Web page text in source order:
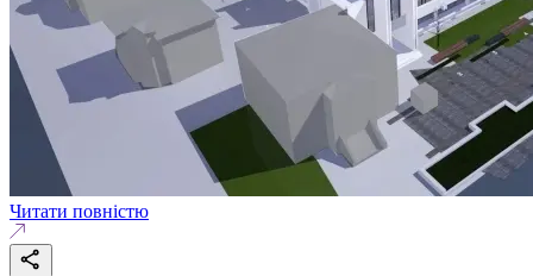
Читати повністю